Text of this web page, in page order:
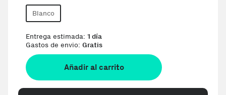
Blanco
Entrega estimada: 1 día
Gastos de envio: Gratis
Añadir al carrito